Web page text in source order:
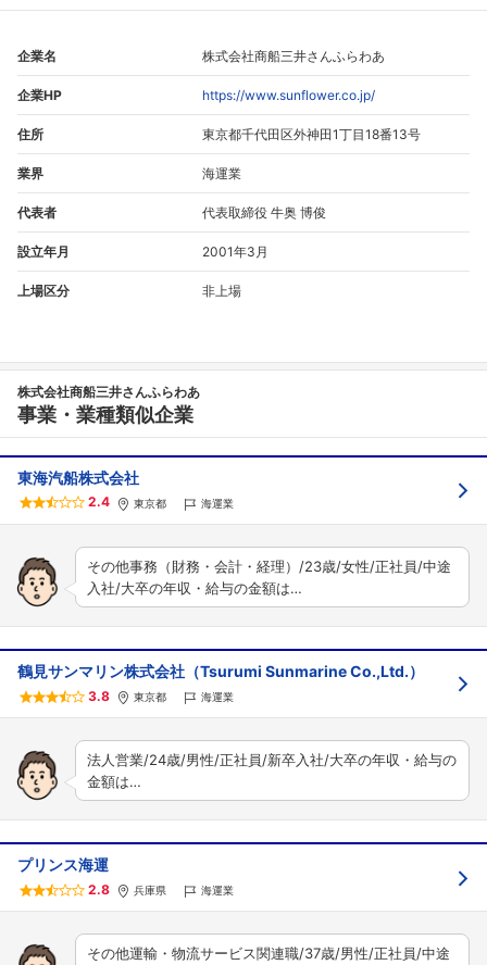
企業名 株式会社商船三井さんふらわあ
企業HP https://www.sunflower.co.jp/
住所 東京都千代田区外神田1丁目18番13号
業界 海運業
代表者 代表取締役 牛奥 博俊
設立年月 2001年3月
上場区分 非上場
株式会社商船三井さんふらわあ
事業・業種類似企業
東海汽船株式会社
2.4 東京都 海運業
その他事務（財務・会計・経理）/23歳/女性/正社員/中途
入社/大卒の年収・給与の金額は…
鶴見サンマリン株式会社（Tsurumi Sunmarine Co.,Ltd.）
3.8 東京都 海運業
法人営業/24歳/男性/正社員/新卒入社/大卒の年収・給与の
金額は…
プリンス海運
2.8 兵庫県 海運業
その他運輸・物流サービス関連職/37歳/男性/正社員/中途